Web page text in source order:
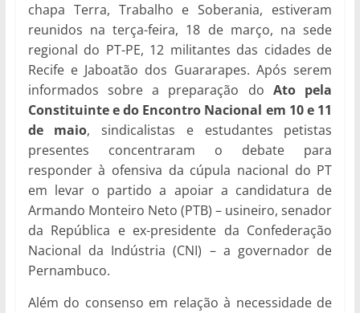
chapa Terra, Trabalho e Soberania, estiveram
reunidos na terça-feira, 18 de março, na sede
regional do PT-PE, 12 militantes das cidades de
Recife e Jaboatão dos Guararapes. Após serem
informados sobre a preparação do Ato pela
Constituinte e do Encontro Nacional em 10 e 11
de maio, sindicalistas e estudantes petistas
presentes concentraram o debate para
responder à ofensiva da cúpula nacional do PT
em levar o partido a apoiar a candidatura de
Armando Monteiro Neto (PTB) – usineiro, senador
da República e ex-presidente da Confederação
Nacional da Indústria (CNI) – a governador de
Pernambuco.
Além do consenso em relação à necessidade de